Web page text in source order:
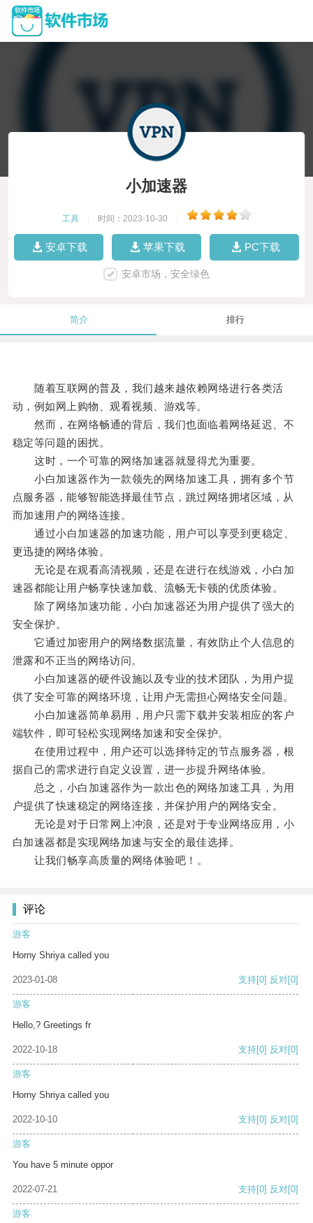
小加速器
工具 时间：2023-10-30
安卓下载 苹果下载 PC下载
安卓市场，安全绿色
简介 排行
随着互联网的普及，我们越来越依赖网络进行各类活
动，例如网上购物、观看视频、游戏等。
然而，在网络畅通的背后，我们也面临着网络延迟、不
稳定等问题的困扰。
这时，一个可靠的网络加速器就显得尤为重要。
小白加速器作为一款领先的网络加速工具，拥有多个节
点服务器，能够智能选择最佳节点，跳过网络拥堵区域，从
而加速用户的网络连接。
通过小白加速器的加速功能，用户可以享受到更稳定、
更迅捷的网络体验。
无论是在观看高清视频，还是在进行在线游戏，小白加
速器都能让用户畅享快速加载、流畅无卡顿的优质体验。
除了网络加速功能，小白加速器还为用户提供了强大的
安全保护。
它通过加密用户的网络数据流量，有效防止个人信息的
泄露和不正当的网络访问。
小白加速器的硬件设施以及专业的技术团队，为用户提
供了安全可靠的网络环境，让用户无需担心网络安全问题。
小白加速器简单易用，用户只需下载并安装相应的客户
端软件，即可轻松实现网络加速和安全保护。
在使用过程中，用户还可以选择特定的节点服务器，根
据自己的需求进行自定义设置，进一步提升网络体验。
总之，小白加速器作为一款出色的网络加速工具，为用
户提供了快速稳定的网络连接，并保护用户的网络安全。
无论是对于日常网上冲浪，还是对于专业网络应用，小
白加速器都是实现网络加速与安全的最佳选择。
让我们畅享高质量的网络体验吧！。
评论
游客
Horny Shriya called you
2023-01-08 支持[0] 反对[0]
游客
Hello,? Greetings fr
2022-10-18 支持[0] 反对[0]
游客
Horny Shriya called you
2022-10-10 支持[0] 反对[0]
游客
You have 5 minute oppor
2022-07-21 支持[0] 反对[0]
游客